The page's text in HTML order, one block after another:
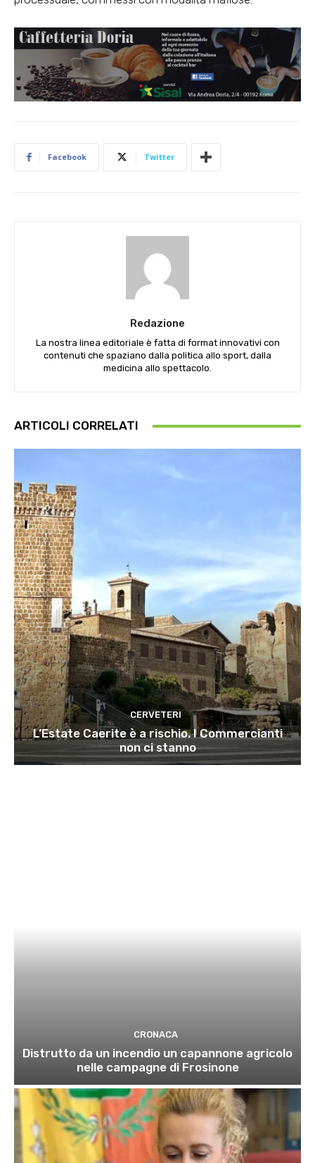
Facebook Twitter
Redazione
La nostra linea editoriale è fatta di format innovativi con
contenuti che spaziano dalla politica allo sport, dalla
medicina allo spettacolo.
ARTICOLI CORRELATI
CERVETERI
L’Estate Caerite è a rischio. I Commercianti
non ci stanno
CRONACA
Distrutto da un incendio un capannone agricolo
nelle campagne di Frosinone